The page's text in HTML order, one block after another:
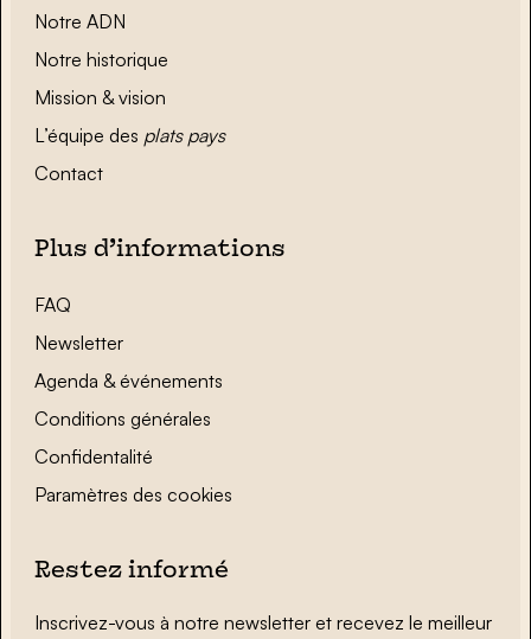
Notre ADN
Notre historique
Mission & vision
L’équipe des plats pays
Contact
Plus d’informations
FAQ
Newsletter
Agenda & événements
Conditions générales
Confidentalité
Paramètres des cookies
Restez informé
Inscrivez-vous à notre newsletter et recevez le meilleur